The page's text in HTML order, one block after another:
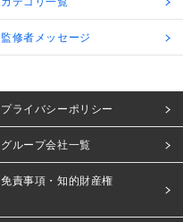
監修者メッセージ
プライバシーポリシー
グループ会社一覧
免責事項・知的財産権